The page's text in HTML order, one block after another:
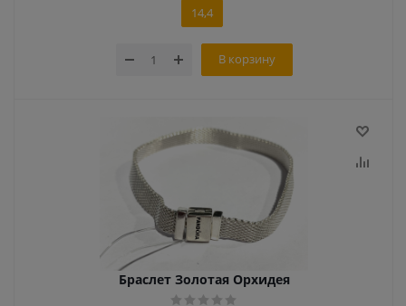
14,4
В корзину
Браслет Золотая Орхидея